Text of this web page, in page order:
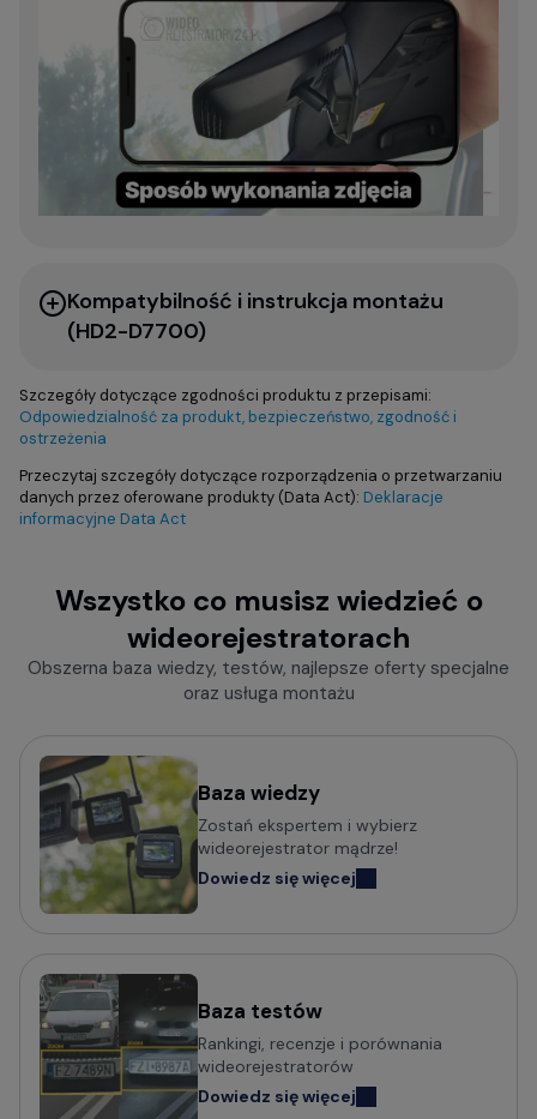
Kompatybilność i instrukcja montażu
(HD2-D7700)
Szczegóły dotyczące zgodności produktu z przepisami:
Odpowiedzialność za produkt, bezpieczeństwo, zgodność i
ostrzeżenia
Przeczytaj szczegóły dotyczące rozporządzenia o przetwarzaniu
danych przez oferowane produkty (Data Act): Deklaracje
informacyjne Data Act
Wszystko co musisz wiedzieć o
wideorejestratorach
Obszerna baza wiedzy, testów, najlepsze oferty specjalne
oraz usługa montażu
Baza wiedzy
Zostań ekspertem i wybierz
wideorejestrator mądrze!
Dowiedz się więcej
Baza testów
Rankingi, recenzje i porównania
wideorejestratorów
Dowiedz się więcej